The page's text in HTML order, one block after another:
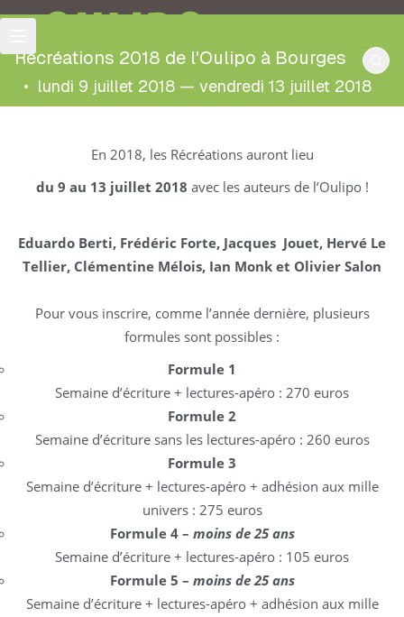
OULIPO
Récréations 2018 de l'Oulipo à Bourges
• lundi 9 juillet 2018 — vendredi 13 juillet 2018
En 2018, les Récréations auront lieu
du 9 au 13 juillet 2018 avec les auteurs de l’Oulipo !
Eduardo Berti, Frédéric Forte, Jacques Jouet, Hervé Le
Tellier, Clémentine Mélois, Ian Monk et Olivier Salon
Pour vous inscrire, comme l’année dernière, plusieurs
formules sont possibles :
Formule 1
Semaine d’écriture + lectures-apéro : 270 euros
Formule 2
Semaine d’écriture sans les lectures-apéro : 260 euros
Formule 3
Semaine d’écriture + lectures-apéro + adhésion aux mille
univers : 275 euros
Formule 4 – moins de 25 ans
Semaine d’écriture + lectures-apéro : 105 euros
Formule 5 – moins de 25 ans
Semaine d’écriture + lectures-apéro + adhésion aux mille